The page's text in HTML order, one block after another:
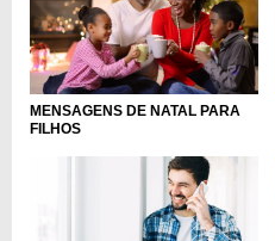
MENSAGENS DE NATAL PARA
FILHOS